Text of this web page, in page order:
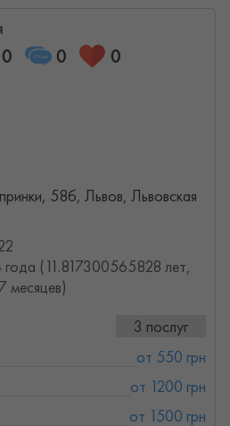
0 0 0
58б, Львов, Львовская
года (11.817300565828 лет,
3 послуг
от 550 грн
от 1200 грн
от 1500 грн